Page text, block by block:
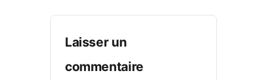
Laisser un
commentaire